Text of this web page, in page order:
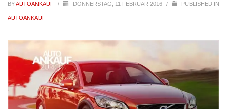
BYAUTOANKAUF / DONNERSTAG, 11 FEBRUAR 2016 / PUBLISHED IN
AUTOANKAUF